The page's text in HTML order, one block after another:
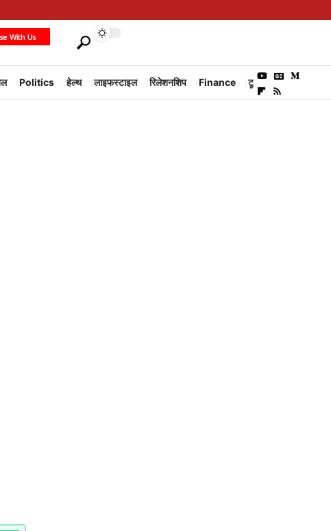
With Us
Politics हेल्थ लाइफस्टाइल रिलेशनशिप Finance टूरिज्म